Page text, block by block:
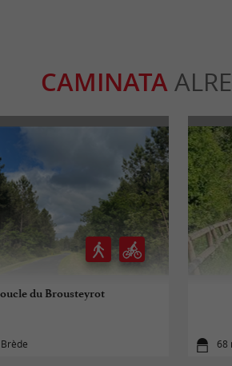
CAMINATA
du Brousteyrot
68